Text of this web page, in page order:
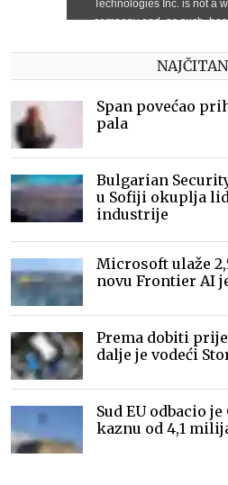
Span povećao
pala
Bulgarian
u Sofiji okuplja
industrije
Microsoft ulaže
novu Frontier AI
Prema dobiti
dalje je vodeći
Sud EU odbacio
kaznu od 4,1